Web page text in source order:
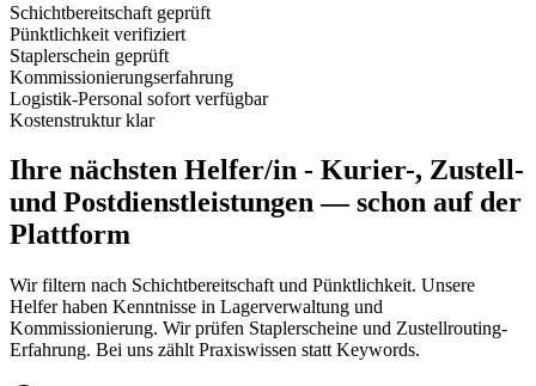
Schichtbereitschaft geprüft
Pünktlichkeit verifiziert
Staplerschein geprüft
Kommissionierungserfahrung
Logistik-Personal sofort verfügbar
Kostenstruktur klar
Ihre nächsten Helfer/in - Kurier-, Zustell-
und Postdienstleistungen— schon auf der
Plattform
Wir filtern nach Schichtbereitschaft und Pünktlichkeit. Unsere
Helfer haben Kenntnisse in Lagerverwaltung und
Kommissionierung. Wir prüfen Staplerscheine und Zustellrouting-
Erfahrung. Bei uns zählt Praxiswissen statt Keywords.